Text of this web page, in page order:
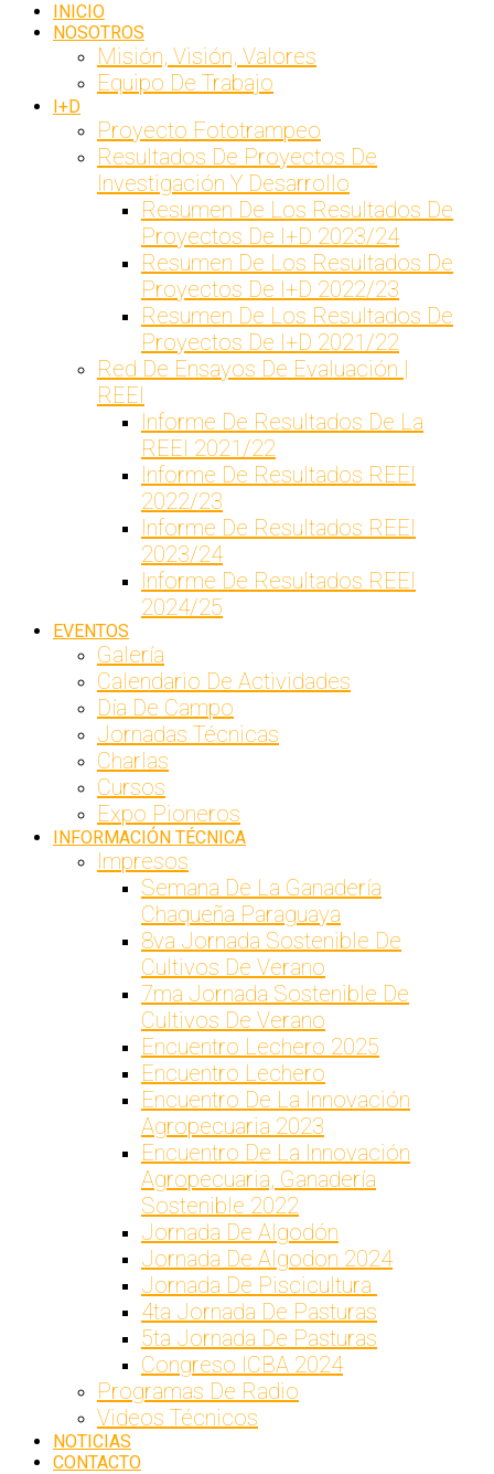
INICIO
NOSOTROS
Misión, Visión, Valores
Equipo De Trabajo
I+D
Proyecto Fototrampeo
Resultados De Proyectos De
Investigación Y Desarrollo
Resumen De Los Resultados De
Proyectos De I+D 2023/24
Resumen De Los Resultados De
Proyectos De I+D 2022/23
Resumen De Los Resultados De
Proyectos De I+D 2021/22
Red De Ensayos De Evaluación |
REEI
Informe De Resultados De La
REEI 2021/22
Informe De Resultados REEI
2022/23
Informe De Resultados REEI
2023/24
Informe De Resultados REEI
2024/25
EVENTOS
Galería
Calendario De Actividades
Día De Campo
Jornadas Técnicas
Charlas
Cursos
Expo Pioneros
INFORMACIÓN TÉCNICA
Impresos
Semana De La Ganadería
Chaqueña Paraguaya
8va Jornada Sostenible De
Cultivos De Verano
7ma Jornada Sostenible De
Cultivos De Verano
Encuentro Lechero 2025
Encuentro Lechero
Encuentro De La Innovación
Agropecuaria 2023
Encuentro De La Innovación
Agropecuaria, Ganadería
Sostenible 2022
Jornada De Algodón
Jornada De Algodon 2024
Jornada De Piscicultura
4ta Jornada De Pasturas
5ta Jornada De Pasturas
Congreso ICBA 2024
Programas De Radio
Videos Técnicos
NOTICIAS
CONTACTO